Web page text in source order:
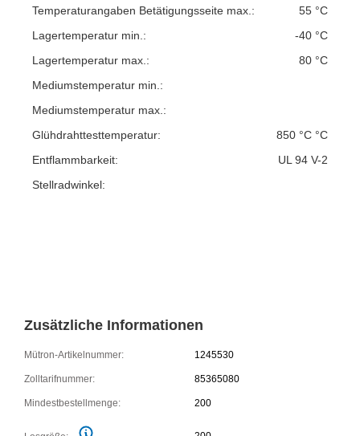
Temperaturangaben Betätigungsseite max.:
55 °C
Lagertemperatur min.:
-40 °C
Lagertemperatur max.:
80 °C
Mediumstemperatur min.:
Mediumstemperatur max.:
Glühdrahttesttemperatur:
850 °C °C
Entflammbarkeit:
UL 94 V-2
Stellradwinkel:
Zusätzliche Informationen
Mütron-Artikelnummer: 1245530
Zolltarifnummer: 85365080
Mindestbestellmenge: 200